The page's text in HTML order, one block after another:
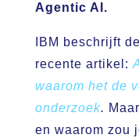
Agentic AI.
IBM beschrijft
recente artikel:
waarom het de
onderzoek.
en waarom zou